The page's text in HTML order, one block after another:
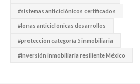
#sistemas anticiclónicos certificados
#lonas anticiclónicas desarrollos
#protección categoría 5 inmobiliaria
#inversión inmobiliaria resiliente México